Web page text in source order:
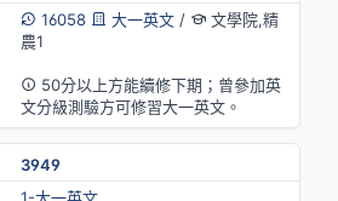
16058
大一英文/
文學院,精
農1
50分以上方能續修下期；曾參加英
文分級測驗方可修習大一英文。
3949